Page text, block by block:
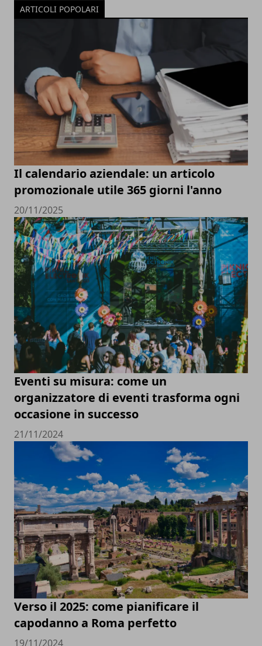
ARTICOLI POPOLARI
Il calendario aziendale: un articolo
promozionale utile 365 giorni l'anno
20/11/2025
Eventi su misura: come un
organizzatore di eventi trasforma ogni
occasione in successo
21/11/2024
Verso il 2025: come pianificare il
capodanno a Roma perfetto
19/11/2024